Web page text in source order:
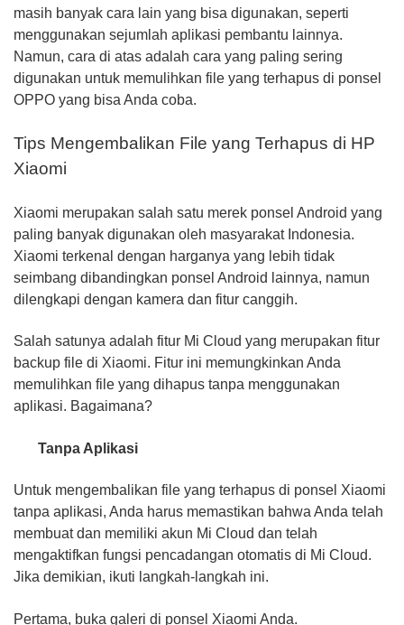
masih banyak cara lain yang bisa digunakan, seperti
menggunakan sejumlah aplikasi pembantu lainnya.
Namun, cara di atas adalah cara yang paling sering
digunakan untuk memulihkan file yang terhapus di ponsel
OPPO yang bisa Anda coba.
Tips Mengembalikan File yang Terhapus di HP
Xiaomi
Xiaomi merupakan salah satu merek ponsel Android yang
paling banyak digunakan oleh masyarakat Indonesia.
Xiaomi terkenal dengan harganya yang lebih tidak
seimbang dibandingkan ponsel Android lainnya, namun
dilengkapi dengan kamera dan fitur canggih.
Salah satunya adalah fitur Mi Cloud yang merupakan fitur
backup file di Xiaomi. Fitur ini memungkinkan Anda
memulihkan file yang dihapus tanpa menggunakan
aplikasi. Bagaimana?
Tanpa Aplikasi
Untuk mengembalikan file yang terhapus di ponsel Xiaomi
tanpa aplikasi, Anda harus memastikan bahwa Anda telah
membuat dan memiliki akun Mi Cloud dan telah
mengaktifkan fungsi pencadangan otomatis di Mi Cloud.
Jika demikian, ikuti langkah-langkah ini.
Pertama, buka galeri di ponsel Xiaomi Anda.